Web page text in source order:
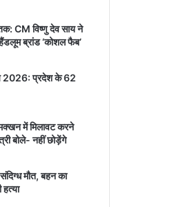
CM विष्णु देव साय ने
हैंडलूम ब्रांड ‘कोशल फैब’
2026: प्रदेश के 62
में मिलावट करने
बोले- नहीं छोड़ेंगे
मौत, बहन का
हत्या